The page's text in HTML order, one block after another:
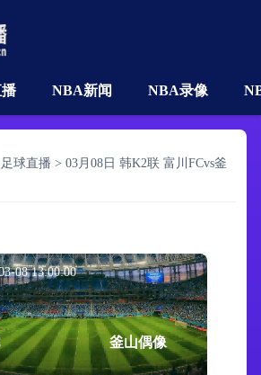
NBA新闻 NBA录像
足球直播 > 03月08日 韩K2联 富川FCvs釜
08 13:00:00
釜山偶像